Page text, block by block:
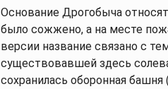
Основание Дрогобыча
было сожжено, а на месте
версии название связано с
существовавшей здесь
сохранилась оборонная